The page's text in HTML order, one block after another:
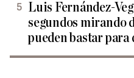
Luis Fernández-
segundos mirando
pueden bastar para